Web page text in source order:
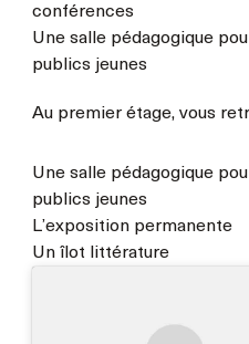
conférences
Une salle pédagogique
publics jeunes
Au premier étage, vous
Une salle pédagogique
publics jeunes
L’exposition permanente
Un îlot littérature